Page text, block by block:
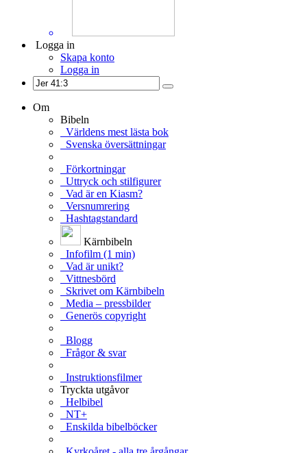
Logga in
Skapa konto
Logga in
Om
Bibeln
Världens mest lästa bok
Svenska översättningar
Förkortningar
Uttryck och stilfigurer
Vad är en Kiasm?
Versnumrering
Hashtagstandard
Kärnbibeln
Infofilm (1 min)
Vad är unikt?
Vittnesbörd
Skrivet om Kärnbibeln
Media – pressbilder
Generös copyright
Blogg
Frågor & svar
Instruktionsfilmer
Tryckta utgåvor
Helbibel
NT+
Enskilda bibelböcker